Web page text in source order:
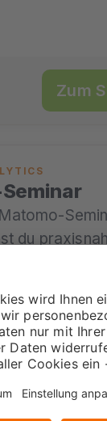
Zum
du
über deine
2-Tages